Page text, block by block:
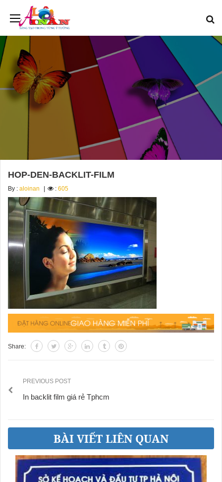
HOP-DEN-BACKLIT-FILM
By : aloinan : 605
Share:
PREVIOUS POST
In backlit film giá rẻ Tphcm
BÀI VIẾT LIÊN QUAN